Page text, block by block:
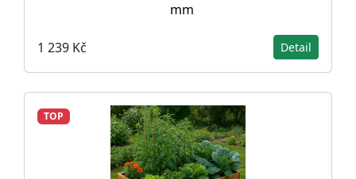
mm
1 239 Kč Detail
TOP